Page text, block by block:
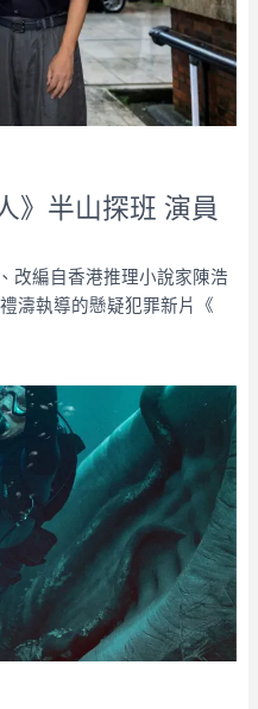
》半山探班 演員
改編自香港推理小說家陳浩
濤執導的懸疑犯罪新片《